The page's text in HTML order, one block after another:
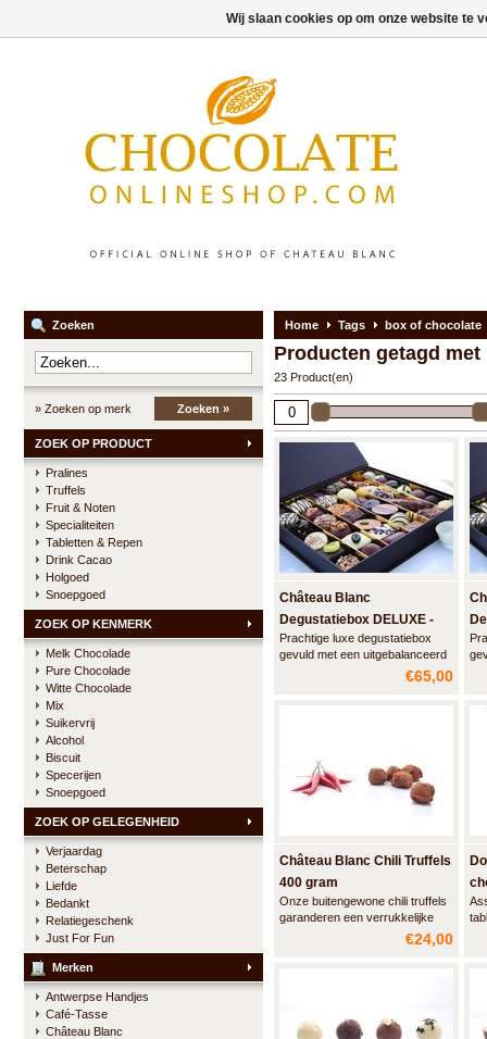
Zoeken
» Zoeken op merk Zoeken »
ZOEK OP PRODUCT
Pralines
Truffels
Fruit & Noten
Specialiteiten
Tabletten & Repen
Drink Cacao
Holgoed
Snoepgoed
ZOEK OP KENMERK
Melk Chocolade
Pure Chocolade
Witte Chocolade
Mix
Suikervrij
Alcohol
Biscuit
Specerijen
Snoepgoed
ZOEK OP GELEGENHEID
Verjaardag
Beterschap
Liefde
Bedankt
Relatiegeschenk
Just For Fun
Merken
Antwerpse Handjes
Café-Tasse
Château Blanc
Home Tags box of chocolate
Producten getagd
23 Product(en)
Château Blanc
Degustatiebox DELUXE -
1000 gram
Prachtige luxe degustatiebox
gevuld met een uitgebalanceerd
assortiment ambachtelijke
pralines, truffels en likeurparels
€65,00
Château Blanc Chili Truffels
400 gram
Onze buitengewone chili truffels
garanderen een verrukkelijke
achtbaan ervaring voor uw
En vervolgens, door een
aangename pikante tinteling.
€24,00
Wij slaan cookies op om onze website te